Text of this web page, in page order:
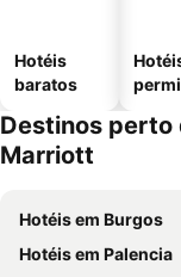
Hotéis
baratos
Destinos perto
Marriott
Hotéis em Burgos
Hotéis em Palencia